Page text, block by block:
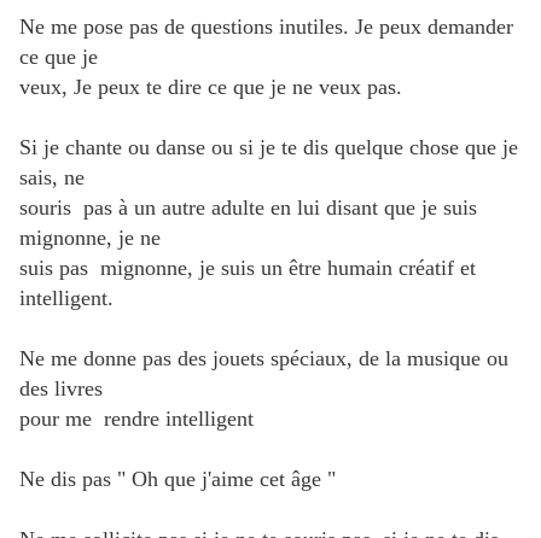
Ne me pose pas de questions inutiles. Je peux demander
ce que je
veux, Je peux te dire ce que je ne veux pas.
Si je chante ou danse ou si je te dis quelque chose que je
sais, ne
souris pas à un autre adulte en lui disant que je suis
mignonne, je ne
suis pas mignonne, je suis un être humain créatif et
intelligent.
Ne me donne pas des jouets spéciaux, de la musique ou
des livres
pour me rendre intelligent
Ne dis pas " Oh que j'aime cet âge "